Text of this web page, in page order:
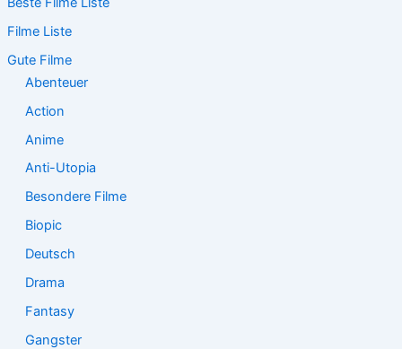
h
n
n
Filme Liste
Gute Filme
Abenteuer
Action
Anime
Anti-Utopia
Besondere Filme
Biopic
Deutsch
Drama
Fantasy
Gangster